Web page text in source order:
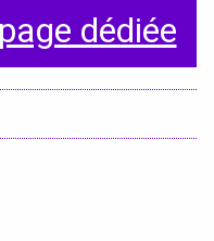
dédiée